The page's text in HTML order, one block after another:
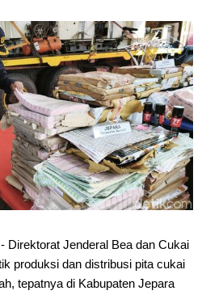
- Direktorat Jenderal Bea dan Cukai
produksi dan distribusi pita cukai
tepatnya di Kabupaten Jepara